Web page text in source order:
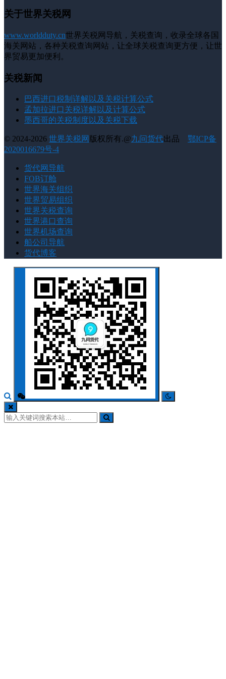
关于世界关税网
www.worldduty.cn世界关税网导航，关税查询，收录全球各国
海关网站，各种关税查询网站，让全球关税查询更方便，让世
界贸易更加便利。
关税新闻
巴西进口税制详解以及关税计算公式
孟加拉进口关税详解以及计算公式
墨西哥的关税制度以及关税下载
© 2024-2026 世界关税网 版权所有.@九问货代出品 鄂ICP备
2020016679号-4
货代网导航
FOB订舱
世界海关组织
世界贸易组织
世界关税查询
世界港口查询
世界机场查询
船公司导航
货代博客